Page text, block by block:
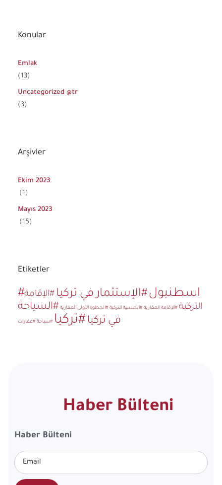
Konular
Emlak
(13)
Uncategorized @tr
(3)
Arşivler
Ekim 2023
(1)
Mayıs 2023
(15)
Etiketler
#اسطنبول #الإستثمار في تركيا #الإقامة
التركية #الإقامة العقارية #الجنسية التركية #الخطوة الأولى العقارية #السياحة
في تركيا #تركيا #سياحة #عقارات
Haber Bülteni
Haber Bülteni